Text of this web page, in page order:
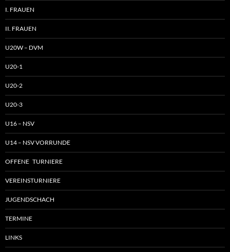
I. FRAUEN
II. FRAUEN
U20W – DVM
U20-1
U20-2
U20-3
U16 – NSV
U14 – NSV VORRUNDE
OFFENE TURNIERE
VEREINSTURNIERE
JUGENDSCHACH
TERMINE
LINKS